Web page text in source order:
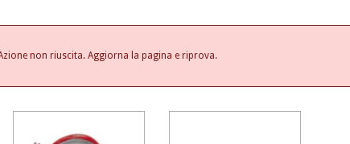
non riuscita. Aggiorna la pagina e riprova.